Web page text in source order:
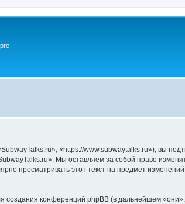
«https://www.subwaytalks.ru»), вы
Мы оставляем за собой право
просматривать этот текст на предмет
конференций phpBB (в дальнейшем